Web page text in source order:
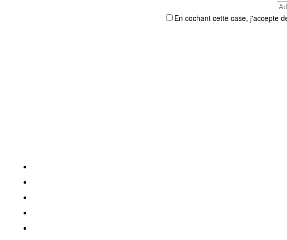
En cochant cette case, j'accepte